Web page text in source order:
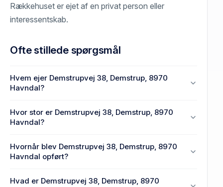
Rækkehuset er ejet af en privat person eller
interessentskab.
Ofte stillede spørgsmål
Hvem ejer Demstrupvej 38, Demstrup, 8970
Havndal?
Demstrup, 8970 Havndal.
Hvor stor er Demstrupvej 38, Demstrup, 8970
Havndal?
Demstrup, 8970 Havndal.
Hvornår blev Demstrupvej 38, Demstrup, 8970
Havndal opført?
Hvad er Demstrupvej 38, Demstrup, 8970